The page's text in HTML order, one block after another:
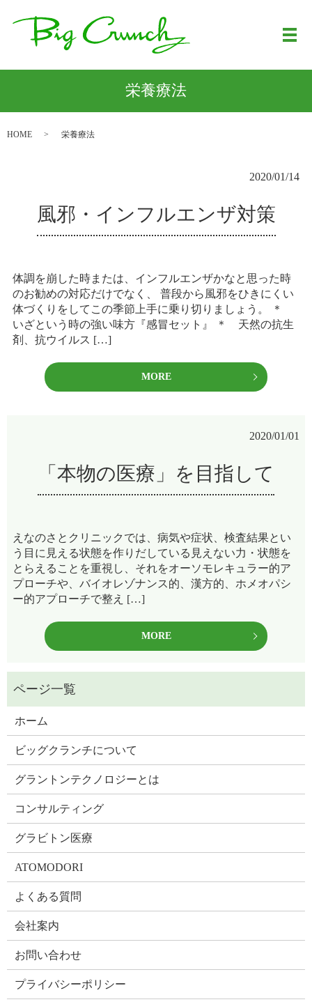
メ
栄養療法
HOME 栄養療法
2020/01/14
風邪・インフルエンザ対策
体調を崩した時または、インフルエンザかなと思った時
のお勧めの対応だけでなく、 普段から風邪をひきにくい
体づくりをしてこの季節上手に乗り切りましょう。 ＊
いざという時の強い味方『感冒セット』 ＊ 天然の抗生
剤、抗ウイルス […]
MORE
2020/01/01
「本物の医療」を目指して
えなのさとクリニックでは、病気や症状、検査結果とい
う目に見える状態を作りだしている見えない力・状態を
とらえることを重視し、それをオーソモレキュラー的ア
プローチや、バイオレゾナンス的、漢方的、ホメオパシ
ー的アプローチで整え […]
MORE
ホーム
ビッグクランチについて
グラントンテクノロジーとは
コンサルティング
グラビトン医療
ATOMODORI
よくある質問
会社案内
お問い合わせ
プライバシーポリシー